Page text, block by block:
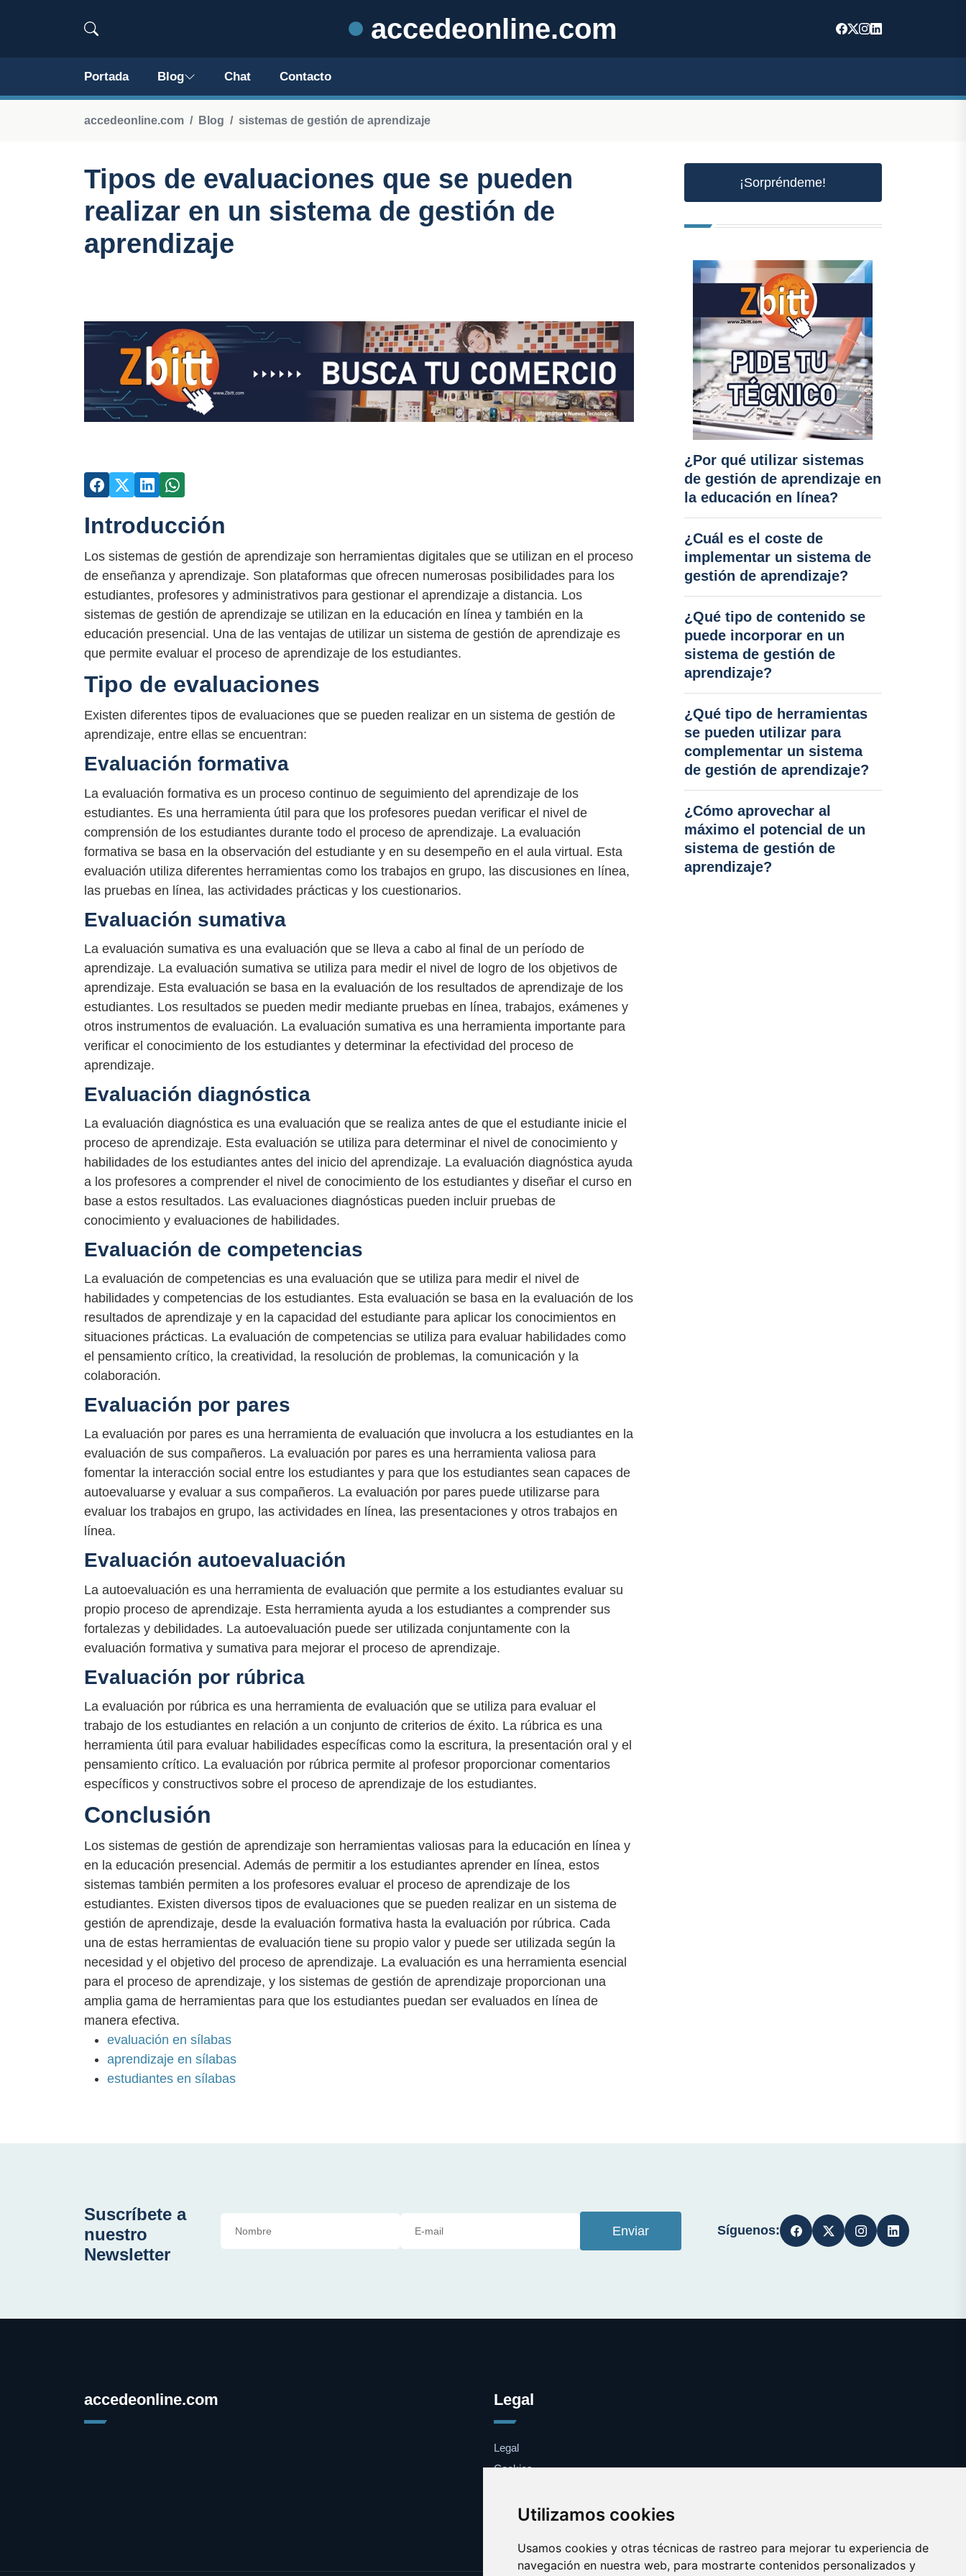
Utilizamos cookies
Usamos cookies y otras técnicas de rastreo para mejorar tu experiencia de
navegación en nuestra web, para mostrarte contenidos personalizados y
accedeonline.com
Portada Blog Chat Contacto
accedeonline.com Blog sistemas de gestión de aprendizaje
Tipos de evaluaciones que se pueden
realizar en un sistema de gestión de
aprendizaje
Introducción
Los sistemas de gestión de aprendizaje son herramientas digitales que se utilizan en el proceso
de enseñanza y aprendizaje. Son plataformas que ofrecen numerosas posibilidades para los
estudiantes, profesores y administrativos para gestionar el aprendizaje a distancia. Los
sistemas de gestión de aprendizaje se utilizan en la educación en línea y también en la
educación presencial. Una de las ventajas de utilizar un sistema de gestión de aprendizaje es
que permite evaluar el proceso de aprendizaje de los estudiantes.
Tipo de evaluaciones
Existen diferentes tipos de evaluaciones que se pueden realizar en un sistema de gestión de
aprendizaje, entre ellas se encuentran:
Evaluación formativa
La evaluación formativa es un proceso continuo de seguimiento del aprendizaje de los
estudiantes. Es una herramienta útil para que los profesores puedan verificar el nivel de
comprensión de los estudiantes durante todo el proceso de aprendizaje. La evaluación
formativa se basa en la observación del estudiante y en su desempeño en el aula virtual. Esta
evaluación utiliza diferentes herramientas como los trabajos en grupo, las discusiones en línea,
las pruebas en línea, las actividades prácticas y los cuestionarios.
Evaluación sumativa
La evaluación sumativa es una evaluación que se lleva a cabo al final de un período de
aprendizaje. La evaluación sumativa se utiliza para medir el nivel de logro de los objetivos de
aprendizaje. Esta evaluación se basa en la evaluación de los resultados de aprendizaje de los
estudiantes. Los resultados se pueden medir mediante pruebas en línea, trabajos, exámenes y
otros instrumentos de evaluación. La evaluación sumativa es una herramienta importante para
verificar el conocimiento de los estudiantes y determinar la efectividad del proceso de
aprendizaje.
Evaluación diagnóstica
La evaluación diagnóstica es una evaluación que se realiza antes de que el estudiante inicie el
proceso de aprendizaje. Esta evaluación se utiliza para determinar el nivel de conocimiento y
habilidades de los estudiantes antes del inicio del aprendizaje. La evaluación diagnóstica ayuda
a los profesores a comprender el nivel de conocimiento de los estudiantes y diseñar el curso en
base a estos resultados. Las evaluaciones diagnósticas pueden incluir pruebas de
conocimiento y evaluaciones de habilidades.
Evaluación de competencias
La evaluación de competencias es una evaluación que se utiliza para medir el nivel de
habilidades y competencias de los estudiantes. Esta evaluación se basa en la evaluación de los
resultados de aprendizaje y en la capacidad del estudiante para aplicar los conocimientos en
situaciones prácticas. La evaluación de competencias se utiliza para evaluar habilidades como
el pensamiento crítico, la creatividad, la resolución de problemas, la comunicación y la
colaboración.
Evaluación por pares
La evaluación por pares es una herramienta de evaluación que involucra a los estudiantes en la
evaluación de sus compañeros. La evaluación por pares es una herramienta valiosa para
fomentar la interacción social entre los estudiantes y para que los estudiantes sean capaces de
autoevaluarse y evaluar a sus compañeros. La evaluación por pares puede utilizarse para
evaluar los trabajos en grupo, las actividades en línea, las presentaciones y otros trabajos en
línea.
Evaluación autoevaluación
La autoevaluación es una herramienta de evaluación que permite a los estudiantes evaluar su
propio proceso de aprendizaje. Esta herramienta ayuda a los estudiantes a comprender sus
fortalezas y debilidades. La autoevaluación puede ser utilizada conjuntamente con la
evaluación formativa y sumativa para mejorar el proceso de aprendizaje.
Evaluación por rúbrica
La evaluación por rúbrica es una herramienta de evaluación que se utiliza para evaluar el
trabajo de los estudiantes en relación a un conjunto de criterios de éxito. La rúbrica es una
herramienta útil para evaluar habilidades específicas como la escritura, la presentación oral y el
pensamiento crítico. La evaluación por rúbrica permite al profesor proporcionar comentarios
específicos y constructivos sobre el proceso de aprendizaje de los estudiantes.
Conclusión
Los sistemas de gestión de aprendizaje son herramientas valiosas para la educación en línea y
en la educación presencial. Además de permitir a los estudiantes aprender en línea, estos
sistemas también permiten a los profesores evaluar el proceso de aprendizaje de los
estudiantes. Existen diversos tipos de evaluaciones que se pueden realizar en un sistema de
gestión de aprendizaje, desde la evaluación formativa hasta la evaluación por rúbrica. Cada
una de estas herramientas de evaluación tiene su propio valor y puede ser utilizada según la
necesidad y el objetivo del proceso de aprendizaje. La evaluación es una herramienta esencial
para el proceso de aprendizaje, y los sistemas de gestión de aprendizaje proporcionan una
amplia gama de herramientas para que los estudiantes puedan ser evaluados en línea de
manera efectiva.
evaluación en sílabas
aprendizaje en sílabas
estudiantes en sílabas
¡Sorpréndeme!
¿Por qué utilizar sistemas
de gestión de aprendizaje en
la educación en línea?
¿Cuál es el coste de
implementar un sistema de
gestión de aprendizaje?
¿Qué tipo de contenido se
puede incorporar en un
sistema de gestión de
aprendizaje?
¿Qué tipo de herramientas
se pueden utilizar para
complementar un sistema
de gestión de aprendizaje?
¿Cómo aprovechar al
máximo el potencial de un
sistema de gestión de
aprendizaje?
Suscríbete a
nuestro
Newsletter
Enviar Síguenos:
accedeonline.com Legal
Legal
Cookies